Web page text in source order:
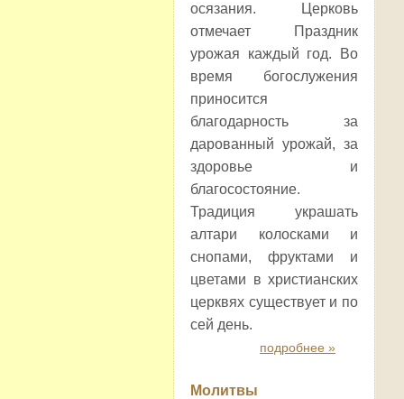
осязания. Церковь
отмечает Праздник
урожая каждый год. Во
время богослужения
приносится
благодарность за
дарованный урожай, за
здоровье и
благосостояние.
Традиция украшать
алтари колосками и
снопами, фруктами и
цветами в христианских
церквях существует и по
сей день.
подробнее »
Молитвы